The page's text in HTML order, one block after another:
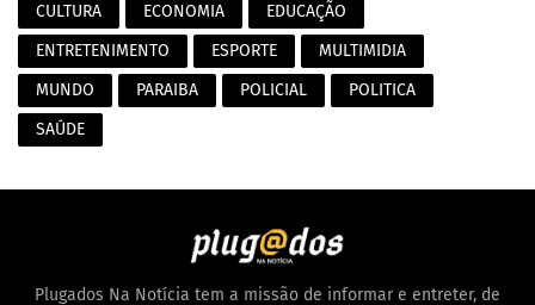
CULTURA
ECONOMIA
EDUCAÇÃO
ENTRETENIMENTO
ESPORTE
MULTIMIDIA
MUNDO
PARAIBA POLICIAL
POLITICA
SAÚDE
Plugados Na Notícia tem a missão de informar e entreter, de